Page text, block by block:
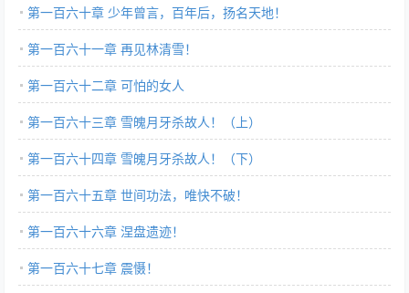
第一百六十章 少年曾言，百年后，扬名天地！
第一百六十一章 再见林清雪！
第一百六十二章 可怕的女人
第一百六十三章 雪魄月牙杀故人！（上）
第一百六十四章 雪魄月牙杀故人！（下）
第一百六十五章 世间功法，唯快不破！
第一百六十六章 涅盘遗迹！
第一百六十七章 震慑！